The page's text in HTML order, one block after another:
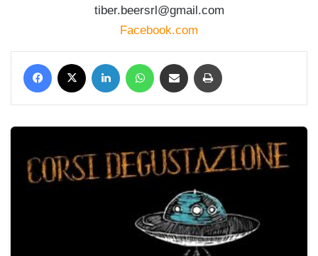
tiber.beersrl@gmail.com
Facebook.com
Facebook LinkedIn WhatsApp Condividi via mail